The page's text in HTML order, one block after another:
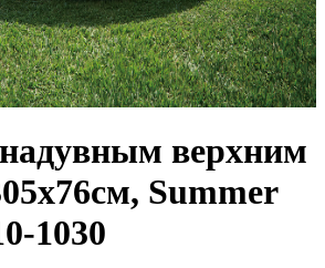
верхним
Summer
1030